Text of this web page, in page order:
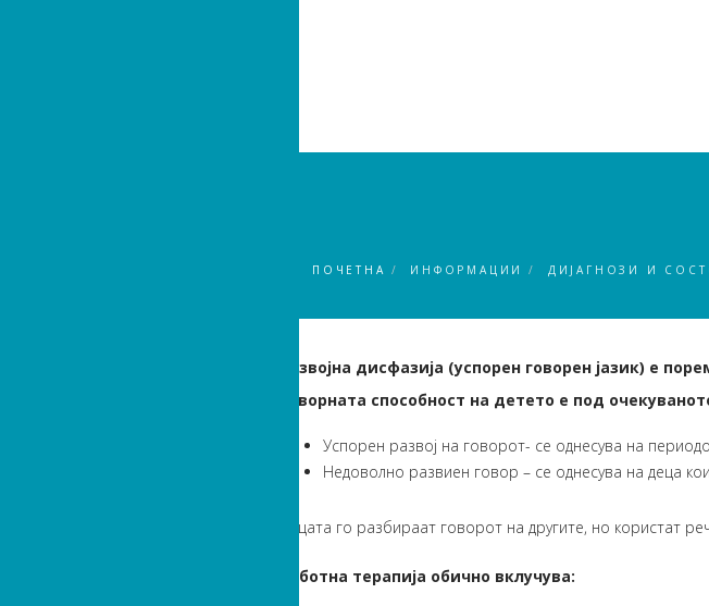
ПОЧЕТНА ИНФОРМАЦИИ ДИЈАГНОЗИ И
Развојна дисфазија (успорен говорен јазик) е
Говорната способност на детето е под
Успорен развој на говорот- се однесува на
Недоволно развиен говор – се однесува на деца
Децата го разбираат говорот на другите, но користат
Работна терапија обично вклучува: